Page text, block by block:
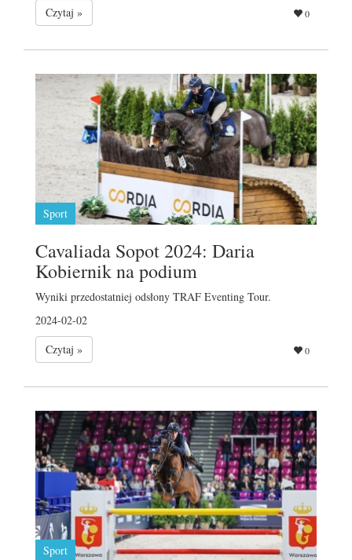
Czytaj »
0
Sport
Cavaliada Sopot 2024: Daria
Kobiernik na podium
Wyniki przedostatniej odsłony TRAF Eventing Tour.
2024-02-02
Czytaj »
0
Sport